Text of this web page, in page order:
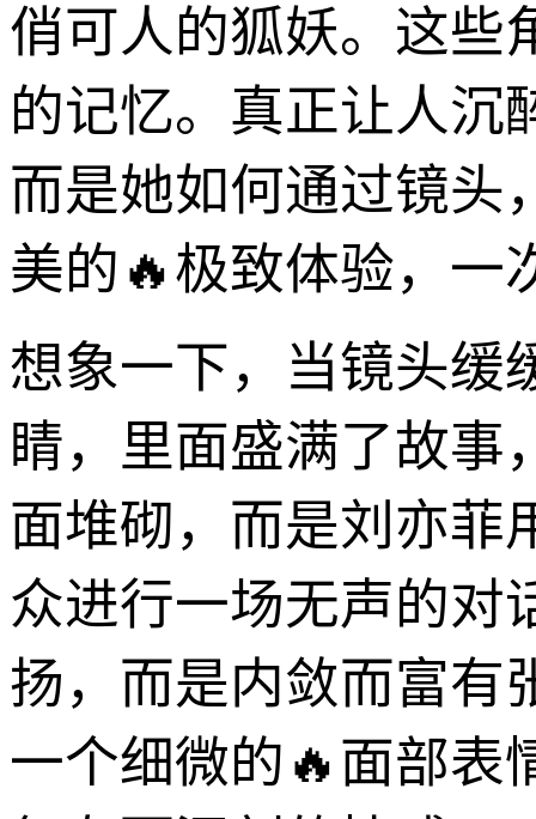
俏可人的狐妖。这些
的记忆。真正让人沉
而是她如何通过镜头
美的🔥极致体验，一
想象一下，当镜头缓
睛，里面盛满了故事
面堆砌，而是刘亦菲
众进行一场无声的对
扬，而是内敛而富有
一个细微的🔥面部表